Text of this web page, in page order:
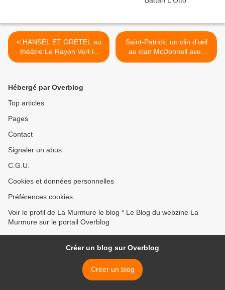
< HANSEL ET GRETEL au
théâtre Le Rayon Vert le
17/04/2015 à 19:30
Saint-Patrick, un clin d’œil
au clan McDonnell avec
McDonnell Trio, Dirty Linen
Hébergé par Overblog
Top articles
Pages
Contact
Signaler un abus
C.G.U.
Cookies et données personnelles
Préférences cookies
Voir le profil de La Murmure le blog * Le Blog du webzine La
Murmure sur le portail Overblog
Créer un blog sur Overblog
Créer un blog